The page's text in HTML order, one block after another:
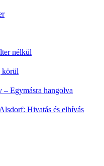
nélkül
körül
– Egymásra hangolva
Hivatás és elhívás